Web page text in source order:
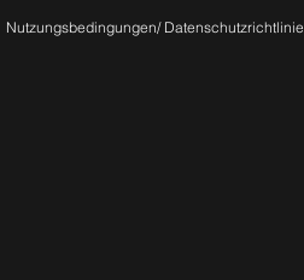
Nutzungsbedingungen/ Datenschutzrichtlinie